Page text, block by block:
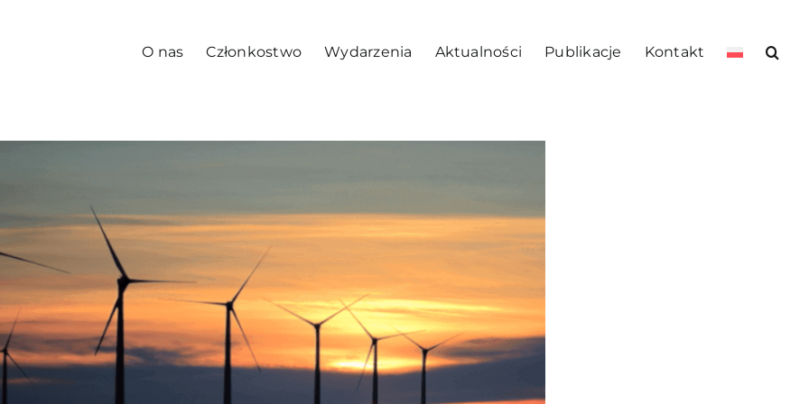
O nas Członkostwo Wydarzenia Aktualności Publikacje Kontakt